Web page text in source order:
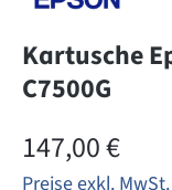
Kartusche
C7500G
Regulärer Preis:
147,00 €
Preise exkl.